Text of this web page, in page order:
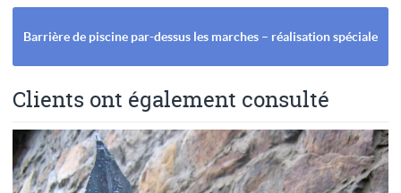
Barrière de piscine par-dessus les marches – réalisation spéciale
Clients ont également consulté